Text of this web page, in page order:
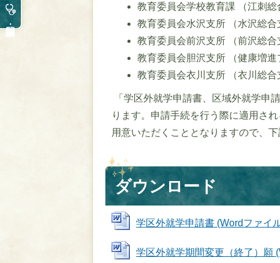
教育委員会学校教育課 （江刺総
教育委員会水沢支所 （水沢総合
教育委員会前沢支所 （前沢総合
教育委員会胆沢支所 （健康増進
教育委員会衣川支所 （衣川総合
「学区外就学申請書、区域外就学申
ります。申請手続を行う際に適用さ
用意いただくこととなりますので、
ダウンロード
学区外就学申請書 (Wordファイ
学区外就学期間変更（終了）願